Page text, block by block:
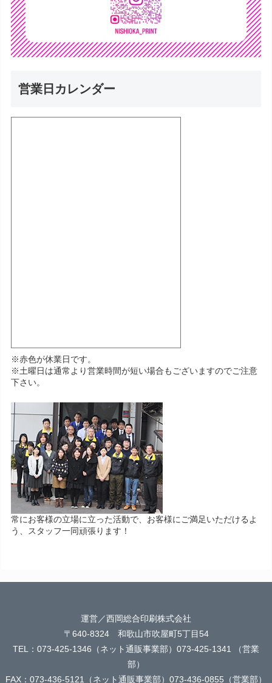
営業日カレンダー
※赤色が休業日です。
※土曜日は通常より営業時間が短い場合もございますのでご注意
下さい。
常にお客様の立場に立った活動で、お客様にご満足いただけるよ
う、スタッフ一同頑張ります！
運営／西岡総合印刷株式会社
〒640-8324 和歌山市吹屋町5丁目54
TEL：073-425-1346（ネット通販事業部）073-425-1341 （営業
部）
FAX：073-436-5121（ネット通販事業部）073-436-0855（営業部）